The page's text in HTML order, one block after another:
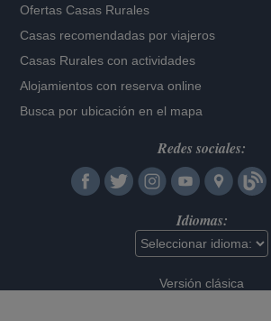
Ofertas Casas Rurales
Casas recomendadas por viajeros
Casas Rurales con actividades
Alojamientos con reserva online
Busca por ubicación en el mapa
Redes sociales:
Idiomas:
Versión clásica